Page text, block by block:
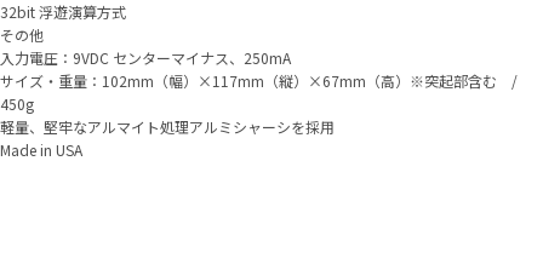
32bit 浮遊演算方式
その他
入力電圧：9VDC センターマイナス、250mA
サイズ・重量：102mm（幅）×117mm（縦）×67mm（高）※突起部含む /
450g
軽量、堅牢なアルマイト処理アルミシャーシを採用
Made in USA